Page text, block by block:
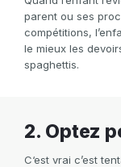
parent ou ses
compétitions,
le mieux les
spaghettis.
2.
C‘est vrai c’est